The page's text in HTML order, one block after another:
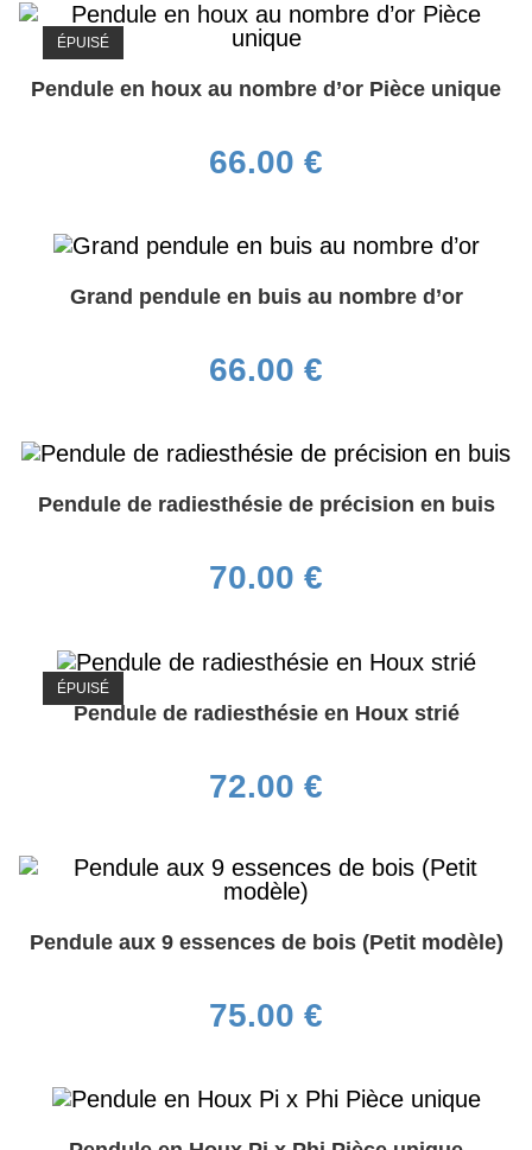
ÉPUISÉ
Pendule en houx au nombre d’or Pièce unique
66.00 €
Grand pendule en buis au nombre d’or
66.00 €
Pendule de radiesthésie de précision en buis
70.00 €
ÉPUISÉ
Pendule de radiesthésie en Houx strié
72.00 €
Pendule aux 9 essences de bois (Petit modèle)
75.00 €